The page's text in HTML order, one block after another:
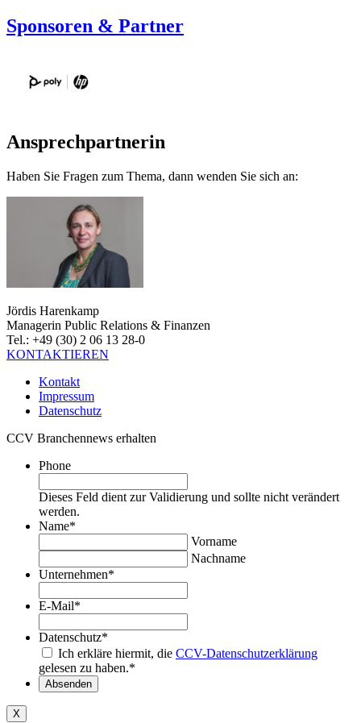
Sponsoren & Partner
Ansprechpartnerin
Haben Sie Fragen zum Thema, dann wenden Sie sich an:
Jördis Harenkamp
Managerin Public Relations & Finanzen
Tel.: +49 (30) 2 06 13 28-0
KONTAKTIEREN
Kontakt
Impressum
Datenschutz
CCV Branchennews erhalten
Phone
Dieses Feld dient zur Validierung und sollte nicht verändert
werden.
Name*
Vorname
Nachname
Unternehmen*
E-Mail*
Datenschutz*
Ich erkläre hiermit, die CCV-Datenschutzerklärung
gelesen zu haben.*
Absenden
X